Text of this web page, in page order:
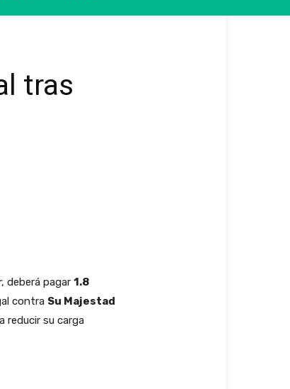
tras
, deberá pagar 1.8
contra Su Majestad
reducir su carga